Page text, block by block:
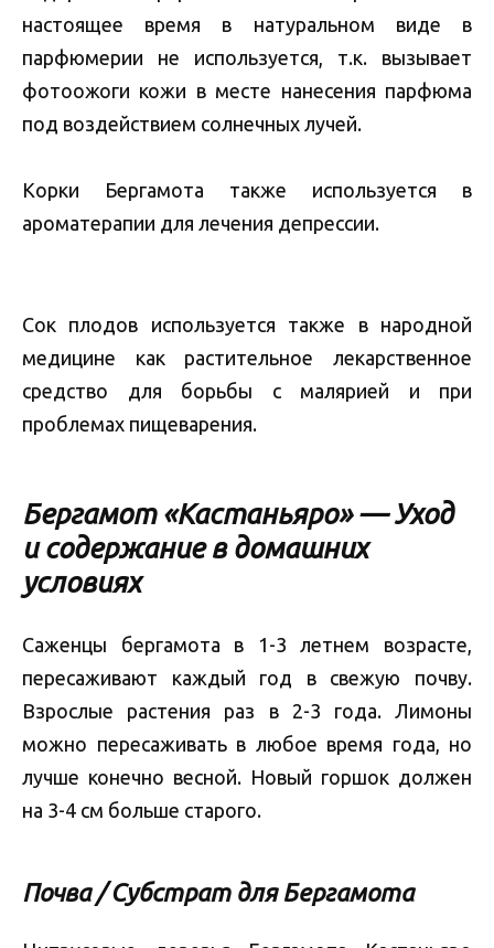
настоящее время в натуральном виде в
парфюмерии не используется, т.к. вызывает
фотоожоги кожи в месте нанесения парфюма
под воздействием солнечных лучей.
Корки Бергамота также используется в
ароматерапии для лечения депрессии.
Сок плодов используется также в народной
медицине как растительное лекарственное
средство для борьбы с малярией и при
проблемах пищеварения.
Бергамот «Кастаньяро» — Уход
и содержание в домашних
условиях
Саженцы бергамота в 1-3 летнем возрасте,
пересаживают каждый год в свежую почву.
Взрослые растения раз в 2-3 года. Лимоны
можно пересаживать в любое время года, но
лучше конечно весной. Новый горшок должен
на 3-4 см больше старого.
Почва / Субстрат для Бергамота